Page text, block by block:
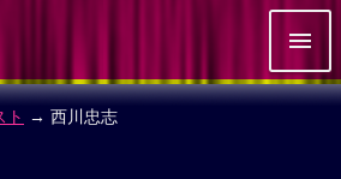
ト → 西川忠志